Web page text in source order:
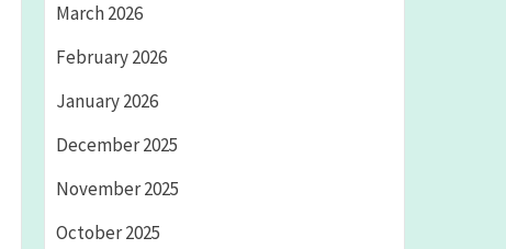
March 2026
February 2026
January 2026
December 2025
November 2025
October 2025